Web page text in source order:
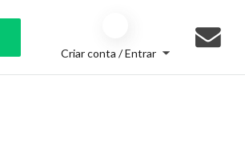
Criar conta / Entrar